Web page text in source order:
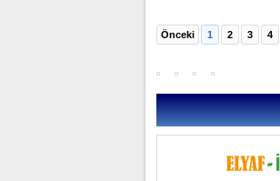
Önceki
1 2 3 4